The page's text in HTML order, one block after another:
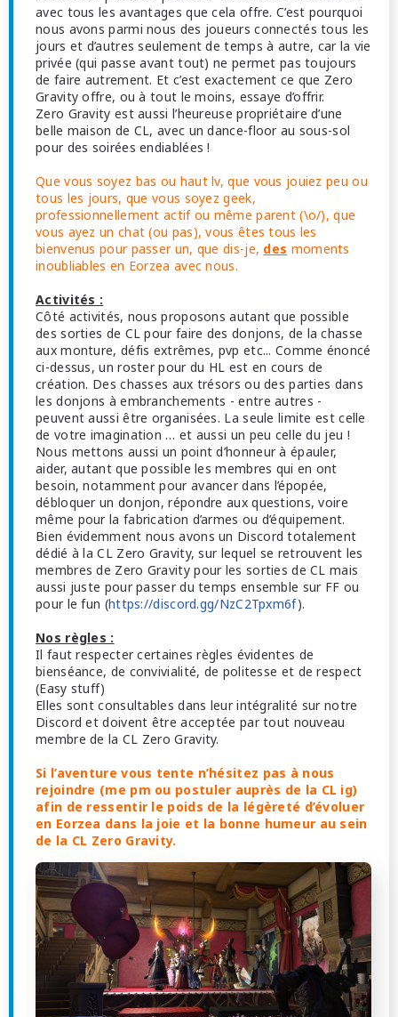
avec tous les avantages que cela offre. C’est pourquoi
nous avons parmi nous des joueurs connectés tous les
jours et d’autres seulement de temps à autre, car la vie
privée (qui passe avant tout) ne permet pas toujours
de faire autrement. Et c’est exactement ce que Zero
Gravity offre, ou à tout le moins, essaye d’offrir.
Zero Gravity est aussi l’heureuse propriétaire d’une
belle maison de CL, avec un dance-floor au sous-sol
pour des soirées endiablées !
Que vous soyez bas ou haut lv, que vous jouiez peu ou
tous les jours, que vous soyez geek,
professionnellement actif ou même parent (\o/), que
vous ayez un chat (ou pas), vous êtes tous les
bienvenus pour passer un, que dis-je, des moments
inoubliables en Eorzea avec nous.
Activités :
Côté activités, nous proposons autant que possible
des sorties de CL pour faire des donjons, de la chasse
aux monture, défis extrêmes, pvp etc... Comme énoncé
ci-dessus, un roster pour du HL est en cours de
création. Des chasses aux trésors ou des parties dans
les donjons à embranchements - entre autres -
peuvent aussi être organisées. La seule limite est celle
de votre imagination … et aussi un peu celle du jeu !
Nous mettons aussi un point d’honneur à épauler,
aider, autant que possible les membres qui en ont
besoin, notamment pour avancer dans l’épopée,
débloquer un donjon, répondre aux questions, voire
même pour la fabrication d’armes ou d’équipement.
Bien évidemment nous avons un Discord totalement
dédié à la CL Zero Gravity, sur lequel se retrouvent les
membres de Zero Gravity pour les sorties de CL mais
aussi juste pour passer du temps ensemble sur FF ou
pour le fun (https://discord.gg/NzC2Tpxm6f).
Nos règles :
Il faut respecter certaines règles évidentes de
bienséance, de convivialité, de politesse et de respect
(Easy stuff)
Elles sont consultables dans leur intégralité sur notre
Discord et doivent être acceptée par tout nouveau
membre de la CL Zero Gravity.
Si l’aventure vous tente n’hésitez pas à nous
rejoindre (me pm ou postuler auprès de la CL ig)
afin de ressentir le poids de la légèreté d’évoluer
en Eorzea dans la joie et la bonne humeur au sein
de la CL Zero Gravity.